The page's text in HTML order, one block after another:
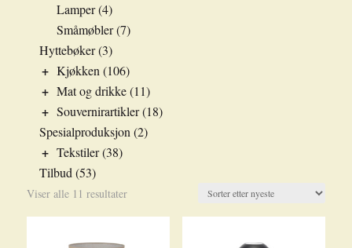
Lamper(4)
Småmøbler(7)
Hyttebøker (3)
+ Kjøkken (106)
+ Mat og drikke(11)
+ Souvernirartikler(18)
Spesialproduksjon (2)
+ Tekstiler(38)
Tilbud (53)
Viser alle 11 resultaterSortert
etter